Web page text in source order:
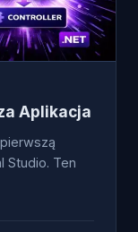
Aplikacja
Studio. Ten